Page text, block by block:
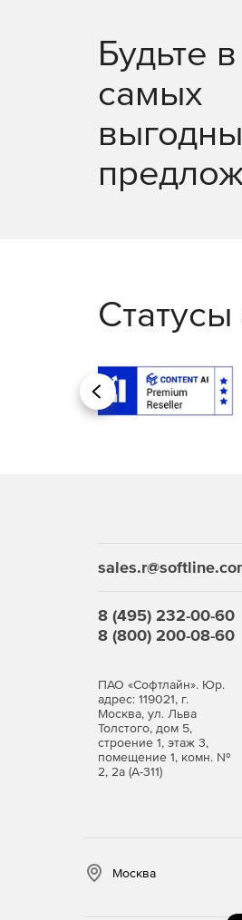
Будьте
самых
Назад
8 (495) 232-00-60
8 (800) 200-08-60
ПАО «Софтлайн». Юр.
адрес: 119021, г.
Москва, ул. Льва
Толстого, дом 5,
строение 1, этаж 3,
помещение 1, комн. №
2, 2а (А-311)
Москва